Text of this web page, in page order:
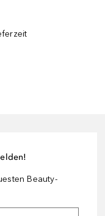
Beauty-